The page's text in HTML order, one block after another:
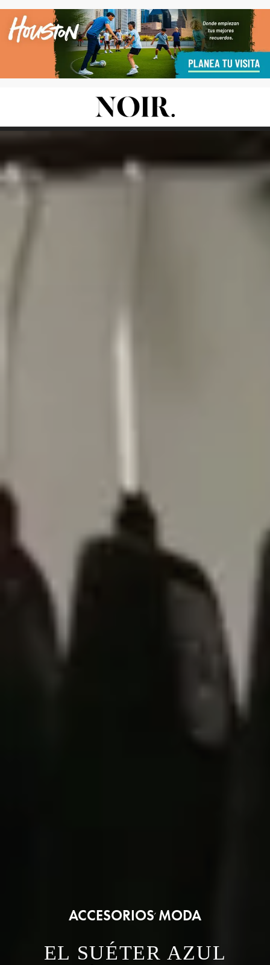
ACCESORIOS, MODA
EL SUÉTER AZUL